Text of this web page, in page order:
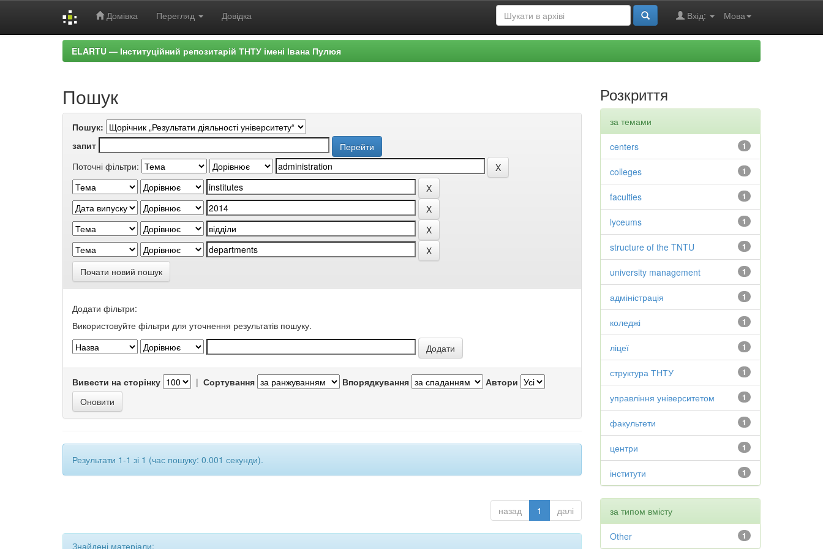
Домівка Перегляд Довідка Мова
Вхід:
ELARTU — Інституційний репозитарій ТНТУ імені Івана Пулюя
Пошук
Пошук:
запит
Поточні фільтри:
Почати новий пошук
Додати фільтри:
Використовуйте фільтри для уточнення результатів пошуку.
Вивести на сторінку | Сортування Впорядкування Автори
Результати 1-1 зі 1 (час пошуку: 0.001 секунди).
назад 1 далі
Знайдені матеріали:
Розкриття
за темами
1
centers
1
colleges
1
faculties
1
lyceums
1
structure of the TNTU
1
university management
1
адміністрація
1
коледжі
1
ліцеї
1
структура ТНТУ
1
управління університетом
1
факультети
1
центри
1
інститути
за типом вмісту
1
Other